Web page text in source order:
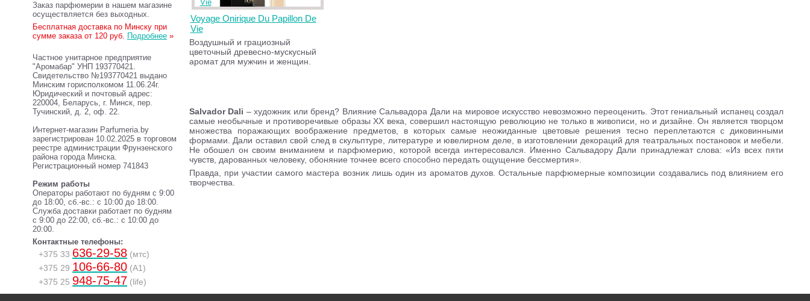
Voyage Onirique Du Papillon De
Vie
Воздушный и грациозный
цветочный древесно-мускусный
аромат для мужчин и женщин.
Salvador Dali – художник или бренд? Влияние Сальвадора Дали на мировое искусство невозможно переоценить. Этот гениальный испанец создал
самые необычные и противоречивые образы ХХ века, совершил настоящую революцию не только в живописи, но и дизайне. Он является творцом
множества поражающих воображение предметов, в которых самые неожиданные цветовые решения тесно переплетаются с диковинными
формами. Дали оставил свой след в скульптуре, литературе и ювелирном деле, в изготовлении декораций для театральных постановок и мебели.
Не обошел он своим вниманием и парфюмерию, которой всегда интересовался. Именно Сальвадору Дали принадлежат слова: «Из всех пяти
чувств, дарованных человеку, обоняние точнее всего способно передать ощущение бессмертия».
Правда, при участии самого мастера возник лишь один из ароматов духов. Остальные парфюмерные композиции создавались под влиянием его
творчества.
Заказ парфюмерии в нашем магазине
осуществляется без выходных.
Бесплатная доставка по Минску при
сумме заказа от 120 руб. Подробнее »
Частное унитарное предприятие
"Аромабар" УНП 193770421.
Свидетельство №193770421 выдано
Минским горисполкомом 11.06.24г.
Юридический и почтовый адрес:
220004, Беларусь, г. Минск, пер.
Тучинский, д. 2, оф. 22.
Интернет-магазин Parfumeria.by
зарегистрирован 10.02.2025 в торговом
реестре администрации Фрунзенского
района города Минска.
Регистрационный номер 741843
Режим работы
Операторы работают по будням с 9:00
до 18:00, сб.-вс.: с 10:00 до 18:00.
Служба доставки работает по будням
с 9:00 до 22:00, сб.-вс.: с 10:00 до
20:00.
Контактные телефоны:
+375 33 636-29-58 (мтс)
+375 29 106-66-80 (A1)
+375 25 948-75-47 (life)